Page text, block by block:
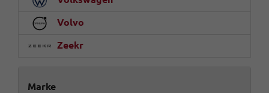
Volvo
Zeekr
Marke